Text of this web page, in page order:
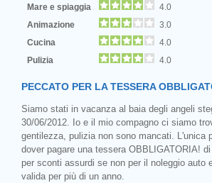
Mare e spiaggia
4.0
Animazione
3.0
Cucina
4.0
Pulizia
4.0
PECCATO PER LA TESSERA
Siamo stati in vacanza al baia degli angeli
30/06/2012. Io e il mio compagno ci siamo
gentilezza, pulizia non sono mancati. L'unica
dover pagare una tessera OBBLIGATORIA!
per sconti assurdi se non per il noleggio auto
valida per più di un anno.